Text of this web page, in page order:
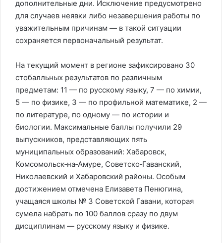
дополнительные дни. Исключение предусмотрено
для случаев неявки либо незавершения работы по
уважительным причинам — в такой ситуации
сохраняется первоначальный результат.
На текущий момент в регионе зафиксировано 30
стобалльных результатов по различным
предметам: 11 — по русскому языку, 7 — по химии,
5 — по физике, 3 — по профильной математике, 2 —
по литературе, по одному — по истории и
биологии. Максимальные баллы получили 29
выпускников, представляющих пять
муниципальных образований: Хабаровск,
Комсомольск‑на‑Амуре, Советско‑Гаванский,
Николаевский и Хабаровский районы. Особым
достижением отмечена Елизавета Пенюгина,
учащаяся школы № 3 Советской Гавани, которая
сумела набрать по 100 баллов сразу по двум
дисциплинам — русскому языку и физике.